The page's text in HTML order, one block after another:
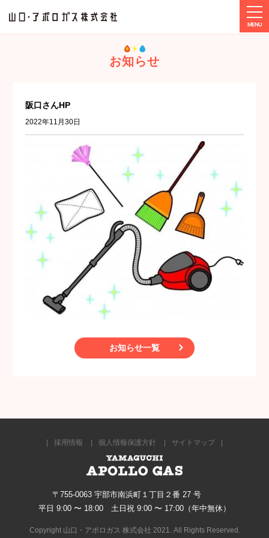
阪口さんHP
お知らせ
阪口さんHP
2022年11月30日
お知らせ一覧
採用情報 個人情報保護方針 サイトマップ
〒755-0063 宇部市南浜町１丁目２番 27 号
平日 9:00 〜 18:00 土日祝 9:00 〜 17:00（年中無休）
Copyright 山口・アポロガス 株式会社 2021. All Rights Reserved.